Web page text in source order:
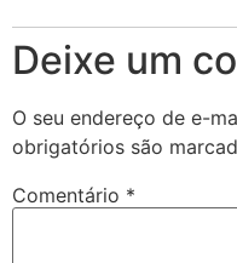
Deixe um
O seu endereço de e-
obrigatórios são
Comentário *